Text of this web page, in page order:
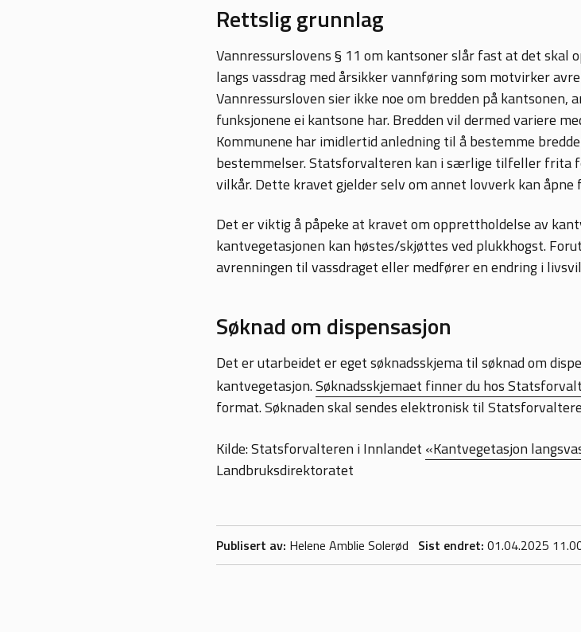
Rettslig grunnlag
Vannressurslovens § 11 om kantsoner slår fast at det
langs vassdrag med årsikker vannføring som motvirker
Vannressursloven sier ikke noe om bredden på kantsonen,
funksjonene ei kantsone har. Bredden vil dermed variere
Kommunene har imidlertid anledning til å bestemme
bestemmelser. Statsforvalteren kan i særlige tilfeller frita
vilkår. Dette kravet gjelder selv om annet lovverk kan åpne
Det er viktig å påpeke at kravet om opprettholdelse av
kantvegetasjonen kan høstes/skjøttes ved plukkhogst.
avrenningen til vassdraget eller medfører en endring i
Søknad om dispensasjon
Det er utarbeidet er eget søknadsskjema til søknad om
kantvegetasjon.Søknadsskjemaet finner du hos
format. Søknaden skal sendes elektronisk til
Kilde: Statsforvalteren i Innlandet «Kantvegetasjon
Landbruksdirektoratet
Publisert av Helene Amblie Solerød Sist endret 01.04.2025